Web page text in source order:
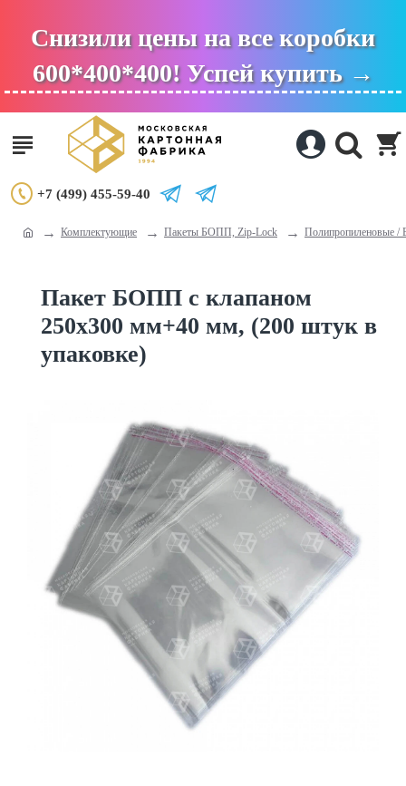
Снизили цены на все коробки
600*400*400! Успей купить →
+7 (499) 455-59-40
Комплектующие Пакеты БОПП, Zip-Lock Полипропиленовые
Пакет БОПП с клапаном
250x300 мм+40 мм, (200 штук в
упаковке)